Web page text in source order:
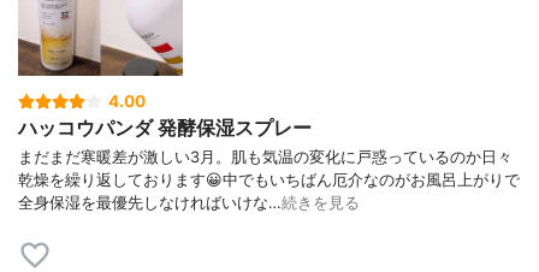
4.00
ハッコウパンダ 発酵保湿スプレー
まだまだ寒暖差が激しい3月。肌も気温の変化に戸惑っているのか日々
乾燥を繰り返しております😀中でもいちばん厄介なのがお風呂上がりで
全身保湿を最優先しなければいけな…続きを見る